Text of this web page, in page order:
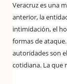
Veracruz es una
anterior, la
intimidación, el
formas de
autoridades son
cotidiana. La que